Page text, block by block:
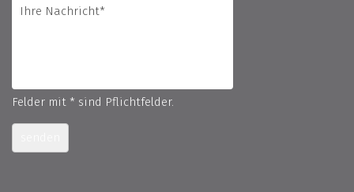
Felder mit * sind Pflichtfelder.